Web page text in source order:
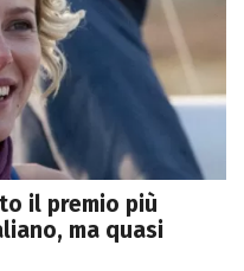
il premio più
ma quasi